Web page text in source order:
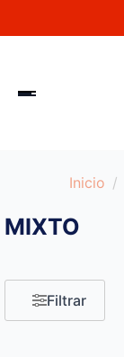
Inicio
MIXTO
Filtrar